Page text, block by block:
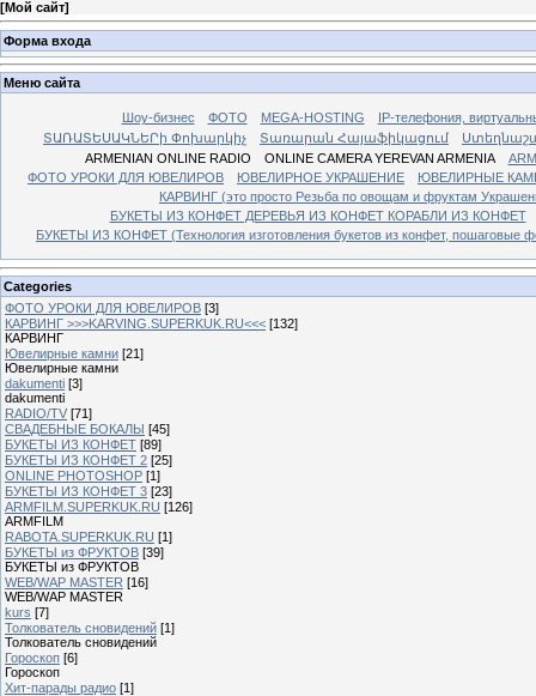
[Мой сайт]
Форма входа
Меню сайта
Шоу-бизнес ФОТО MEGA-HOSTING
IP-телефония,
ՏԱՌԱՏԵՍԱԿՆԵՐի Փոխարկիչ
Տառարան Հայաֆիկացում
ARMENIAN ONLINE RADIO
ONLINE CAMERA YEREVAN ARMENIA
ФОТО УРОКИ ДЛЯ ЮВЕЛИРОВ
ЮВЕЛИРНОЕ УКРАШЕНИЕ
ЮВЕЛИРНЫЕ
КАРВИНГ (это просто Резьба по овощам и фруктам
БУКЕТЫ ИЗ КОНФЕТ ДЕРЕВЬЯ ИЗ КОНФЕТ КОРАБЛИ ИЗ КОНФЕТ
БУКЕТЫ ИЗ КОНФЕТ (Технология изготовления букетов из конфет, пошаговые
Categories
ФОТО УРОКИ ДЛЯ ЮВЕЛИРОВ [3]
КАРВИНГ >>>KARVING.SUPERKUK.RU<<< [132]
КАРВИНГ
Ювелирные камни [21]
Ювелирные камни
dakumenti [3]
dakumenti
RADIO/TV [71]
СВАДЕБНЫЕ БОКАЛЫ [45]
БУКЕТЫ ИЗ КОНФЕТ [89]
БУКЕТЫ ИЗ КОНФЕТ 2 [25]
ONLINE PHOTOSHOP [1]
БУКЕТЫ ИЗ КОНФЕТ 3 [23]
ARMFILM.SUPERKUK.RU [126]
ARMFILM
RABOTA.SUPERKUK.RU [1]
БУКЕТЫ из ФРУКТОВ [39]
БУКЕТЫ из ФРУКТОВ
WEB/WAP MASTER [16]
WEB/WAP MASTER
kurs [7]
Толкователь сновидений [1]
Толкователь сновидений
Гороскоп [6]
Гороскоп
Хит-парады радио [1]